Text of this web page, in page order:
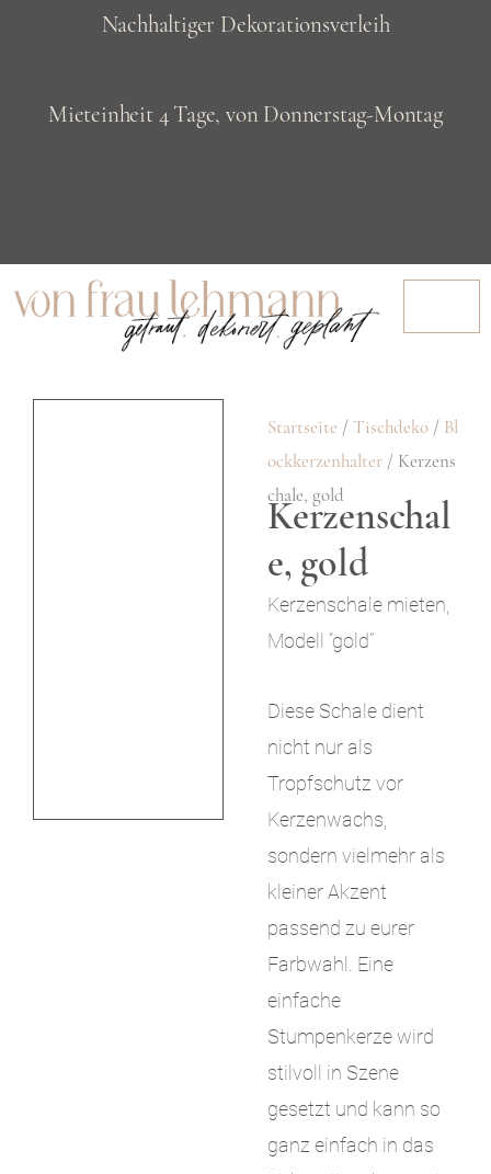
a
Nachhaltiger Dekorationsverleih
Mieteinheit 4 Tage, von Donnerstag-Montag
Startseite / Tischdeko / Bl
ockkerzenhalter / Kerzens
chale, gold
Kerzenschal
e, gold
Kerzenschale mieten,
Modell “gold”
Diese Schale dient
nicht nur als
Tropfschutz vor
Kerzenwachs,
sondern vielmehr als
kleiner Akzent
passend zu eurer
Farbwahl. Eine
einfache
Stumpenkerze wird
stilvoll in Szene
gesetzt und kann so
ganz einfach in das